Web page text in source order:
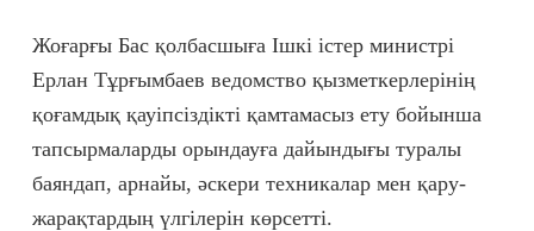
Жоғарғы Бас қолбасшыға Ішкі істер министрі
Ерлан Тұрғымбаев ведомство қызметкерлерінің
қоғамдық қауіпсіздікті қамтамасыз ету бойынша
тапсырмаларды орындауға дайындығы туралы
баяндап, арнайы, әскери техникалар мен қару-
жарақтардың үлгілерін көрсетті.